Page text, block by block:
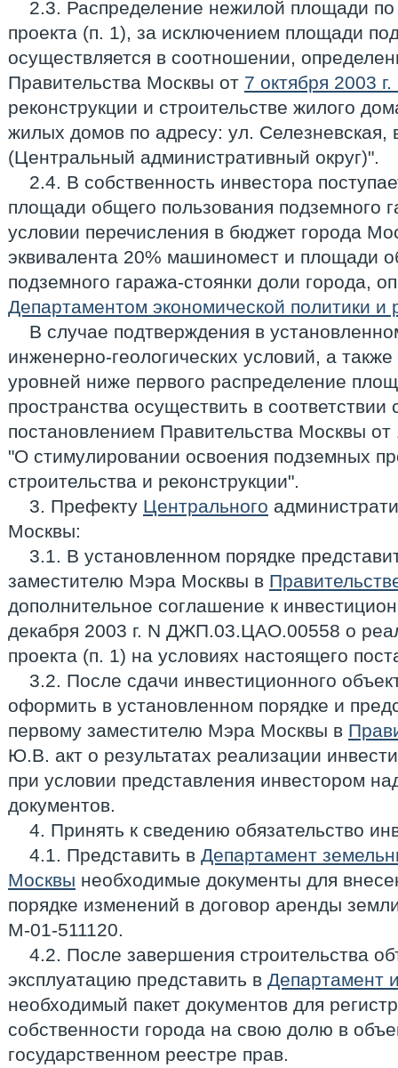
2.3. Распределение нежилой площади
проекта (п. 1), за исключением площади
осуществляется в соотношении,
Правительства Москвы от 7 октября 2003
реконструкции и строительстве жилого
жилых домов по адресу: ул. Селезневская,
(Центральный административный округ)".
2.4. В собственность инвестора
площади общего пользования подземного
условии перечисления в бюджет города
эквивалента 20% машиномест и площади
подземного гаража-стоянки доли города,
Департаментом экономической политики и
В случае подтверждения в
инженерно-геологических условий, а
уровней ниже первого распределение
пространства осуществить в
постановлением Правительства Москвы от
"О стимулировании освоения подземных
строительства и реконструкции".
3. Префекту Центрального
Москвы:
3.1. В установленном порядке
заместителю Мэра Москвы в
дополнительное соглашение к
декабря 2003 г. N ДЖП.03.ЦАО.00558 о
проекта (п. 1) на условиях настоящего
3.2. После сдачи инвестиционного
оформить в установленном порядке и
первому заместителю Мэра Москвы в
Ю.В. акт о результатах реализации
при условии представления инвестором
документов.
4. Принять к сведению обязательство
4.1. Представить в Департамент
Москвы необходимые документы для
порядке изменений в договор аренды
М-01-511120.
4.2. После завершения строительства
эксплуатацию представить в Департамент
необходимый пакет документов для
собственности города на свою долю в
государственном реестре прав.